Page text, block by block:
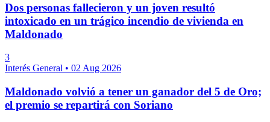
Dos personas fallecieron y un joven resultó
intoxicado en un trágico incendio de vivienda en
Maldonado
3
Interés General • 02 Aug 2026
Maldonado volvió a tener un ganador del 5 de Oro;
el premio se repartirá con Soriano